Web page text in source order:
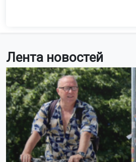
Новосибирске ночью будет
воздух прогреется до +32.
регионе потеплеет до +34
2–7 м/с.
Напомним, учёные прогнозируют
в Новосибирске.